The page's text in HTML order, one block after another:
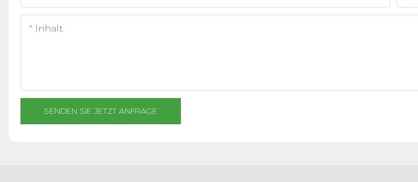
Inhalt
SENDEN SIE JETZT ANFRAGE